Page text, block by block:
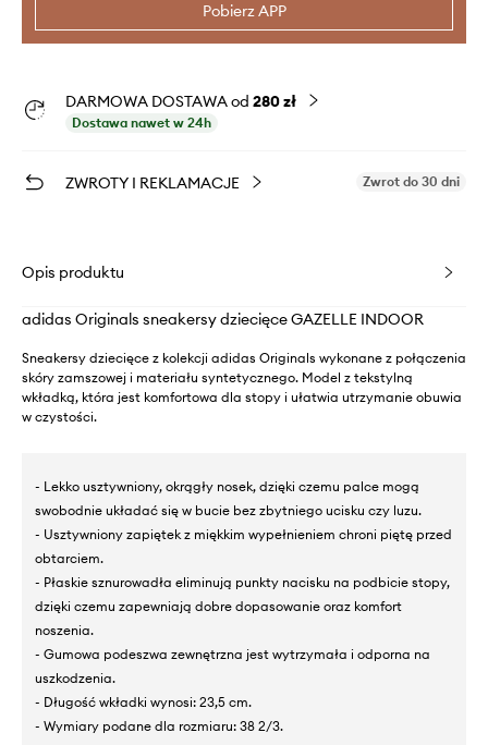
Pobierz APP
DARMOWA DOSTAWA od 280 zł
Dostawa nawet w 24h
ZWROTY I REKLAMACJE Zwrot do 30 dni
Opis produktu
adidas Originals sneakersy dziecięce GAZELLE INDOOR
Sneakersy dziecięce z kolekcji adidas Originals wykonane z połączenia
skóry zamszowej i materiału syntetycznego. Model z tekstylną
wkładką, która jest komfortowa dla stopy i ułatwia utrzymanie obuwia
w czystości.
- Lekko usztywniony, okrągły nosek, dzięki czemu palce mogą
swobodnie układać się w bucie bez zbytniego ucisku czy luzu.
- Usztywniony zapiętek z miękkim wypełnieniem chroni piętę przed
obtarciem.
- Płaskie sznurowadła eliminują punkty nacisku na podbicie stopy,
dzięki czemu zapewniają dobre dopasowanie oraz komfort
noszenia.
- Gumowa podeszwa zewnętrzna jest wytrzymała i odporna na
uszkodzenia.
- Długość wkładki wynosi: 23,5 cm.
- Wymiary podane dla rozmiaru: 38 2/3.